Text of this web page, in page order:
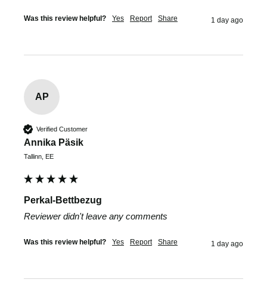
Was this review helpful? Yes Report Share 1 day ago
AP
Verified Customer
Annika Päsik
Tallinn, EE
Perkal-Bettbezug
Reviewer didn't leave any comments
Was this review helpful? Yes Report Share 1 day ago